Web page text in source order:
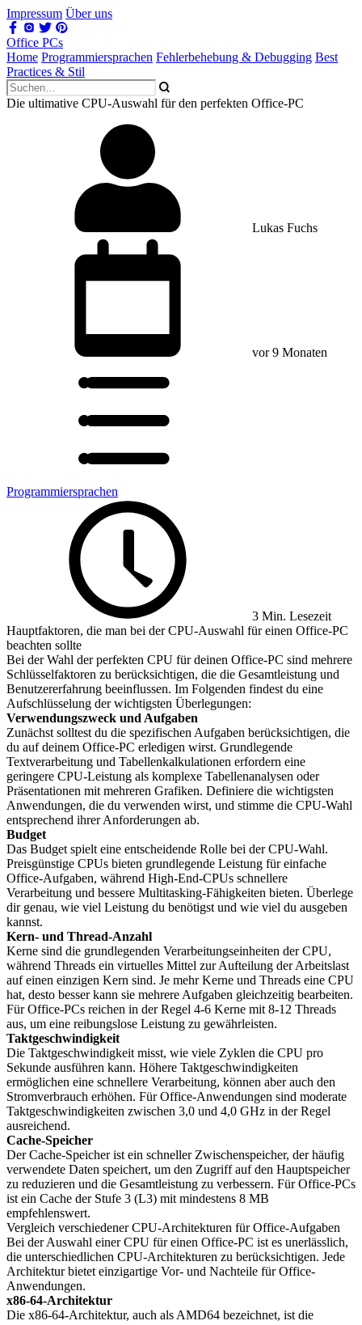
Impressum Über uns
Office PCs
Home Programmiersprachen Fehlerbehebung & Debugging Best
Practices & Stil
Die ultimative CPU-Auswahl für den perfekten Office-PC
Lukas Fuchs
vor 9 Monaten
Programmiersprachen
3 Min. Lesezeit
Hauptfaktoren, die man bei der CPU-Auswahl für einen Office-PC
beachten sollte
Bei der Wahl der perfekten CPU für deinen Office-PC sind mehrere
Schlüsselfaktoren zu berücksichtigen, die die Gesamtleistung und
Benutzererfahrung beeinflussen. Im Folgenden findest du eine
Aufschlüsselung der wichtigsten Überlegungen:
Verwendungszweck und Aufgaben
Zunächst solltest du die spezifischen Aufgaben berücksichtigen, die
du auf deinem Office-PC erledigen wirst. Grundlegende
Textverarbeitung und Tabellenkalkulationen erfordern eine
geringere CPU-Leistung als komplexe Tabellenanalysen oder
Präsentationen mit mehreren Grafiken. Definiere die wichtigsten
Anwendungen, die du verwenden wirst, und stimme die CPU-Wahl
entsprechend ihrer Anforderungen ab.
Budget
Das Budget spielt eine entscheidende Rolle bei der CPU-Wahl.
Preisgünstige CPUs bieten grundlegende Leistung für einfache
Office-Aufgaben, während High-End-CPUs schnellere
Verarbeitung und bessere Multitasking-Fähigkeiten bieten. Überlege
dir genau, wie viel Leistung du benötigst und wie viel du ausgeben
kannst.
Kern- und Thread-Anzahl
Kerne sind die grundlegenden Verarbeitungseinheiten der CPU,
während Threads ein virtuelles Mittel zur Aufteilung der Arbeitslast
auf einen einzigen Kern sind. Je mehr Kerne und Threads eine CPU
hat, desto besser kann sie mehrere Aufgaben gleichzeitig bearbeiten.
Für Office-PCs reichen in der Regel 4-6 Kerne mit 8-12 Threads
aus, um eine reibungslose Leistung zu gewährleisten.
Taktgeschwindigkeit
Die Taktgeschwindigkeit misst, wie viele Zyklen die CPU pro
Sekunde ausführen kann. Höhere Taktgeschwindigkeiten
ermöglichen eine schnellere Verarbeitung, können aber auch den
Stromverbrauch erhöhen. Für Office-Anwendungen sind moderate
Taktgeschwindigkeiten zwischen 3,0 und 4,0 GHz in der Regel
ausreichend.
Cache-Speicher
Der Cache-Speicher ist ein schneller Zwischenspeicher, der häufig
verwendete Daten speichert, um den Zugriff auf den Hauptspeicher
zu reduzieren und die Gesamtleistung zu verbessern. Für Office-PCs
ist ein Cache der Stufe 3 (L3) mit mindestens 8 MB
empfehlenswert.
Vergleich verschiedener CPU-Architekturen für Office-Aufgaben
Bei der Auswahl einer CPU für einen Office-PC ist es unerlässlich,
die unterschiedlichen CPU-Architekturen zu berücksichtigen. Jede
Architektur bietet einzigartige Vor- und Nachteile für Office-
Anwendungen.
x86-64-Architektur
Die x86-64-Architektur, auch als AMD64 bezeichnet, ist die